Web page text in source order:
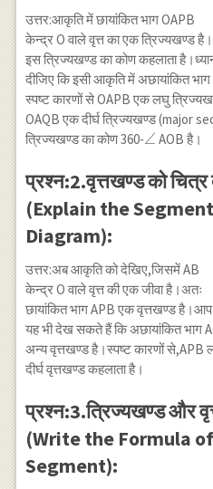
\theta\left[\sin
\theta=2 \sin
\frac{\theta}
{2} \cos
\frac{\theta}
{2}\right]
उत्तर:आकृति में छायांकित भाग OAPB
केन्द्र O वाले वृत्त का एक त्रिज्यखण्ड है।
इस त्रिज्यखण्ड का कोण कहलाता
दीजिए कि इसी आकृति में अछायांकित
स्पष्ट कारणों से OAPB एक लघु
OAQB एक दीर्घ त्रिज्यखण्ड (major
त्रिज्यखण्ड का कोण 360-\angle
∠ AOB है।
प्रश्न:2.वृत्तखण्ड को चित्र
(Explain the
Diagram):
उत्तर:अब आकृति को देखिए,जिसमें AB
केन्द्र O वाले वृत्त की एक जीवा है।अतः
छायांकित भाग APB एक वृत्तखण्ड है।आप
यह भी देख सकते हैं कि अछायांकित भाग
अन्य वृत्तखण्ड है।स्पष्ट कारणों से,APB
दीर्घ वृत्तखण्ड कहलाता है।
प्रश्न:3.त्रिज्यखण्ड और
(Write the Formula
Segment):